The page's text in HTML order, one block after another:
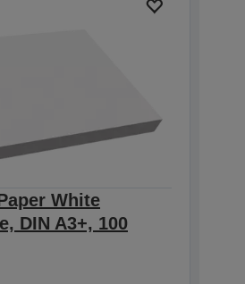
White
DIN A3+, 100